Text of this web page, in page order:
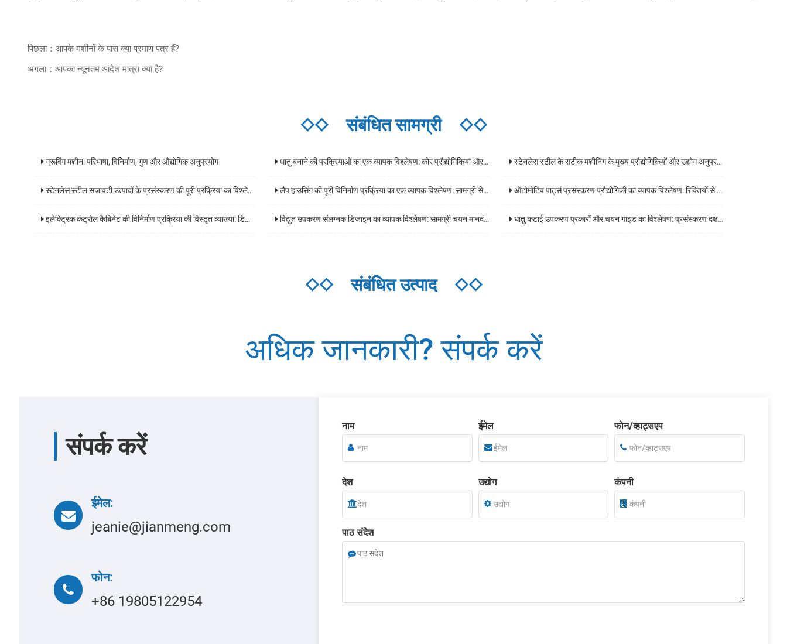
पिछला：आपके मशीनों के पास क्या प्रमाण पत्र हैं?
अगला：आपका न्यूनतम आदेश मात्रा क्या है?
◇◇संबंधित सामग्री ◇◇
ग्रूविंग मशीन: परिभाषा, विनिर्माण, गुण और औद्योगिक अनुप्रयोग धातु बनाने की प्रक्रियाओं का एक व्यापक विश्लेषण: कोर प्रौद्योगिकियां और अनुप्रयोग परिदृश्य स्टेनलेस स्टील के सटीक मशीनिंग के मुख्य प्रौद्योगिकियों और उद्योग अनुप्रयोगों का एक व्यापक विश्लेषण
स्टेनलेस स्टील सजावटी उत्पादों के प्रसंस्करण की पूरी प्रक्रिया का विश्लेषण और कोर प्रौद्योगिकियों के प्रमुख बिंदुओं लैंप हाउसिंग की पूरी विनिर्माण प्रक्रिया का एक व्यापक विश्लेषण: सामग्री से तैयार उत्पादों तक मुख्य प्रौद्योगिकियां ऑटोमोटिव पार्ट्स प्रसंस्करण प्रौद्योगिकी का व्यापक विश्लेषण: रिक्तियों से तैयार उत्पादों तक मुख्य प्रौद्योगिकियां
इलेक्ट्रिक कंट्रोल कैबिनेट की विनिर्माण प्रक्रिया की विस्तृत व्याख्या: डिजाइन से डिलीवरी तक एक व्यापक गाइड विद्युत उपकरण संलग्नक डिजाइन का व्यापक विश्लेषण: सामग्री चयन मानदंड, सुरक्षा स्तर, और अनुप्रयोग परिदृश्य दिशानिर्देश धातु कटाई उपकरण प्रकारों और चयन गाइड का विश्लेषण: प्रसंस्करण दक्षता में सुधार करने की कुंजी
◇◇संबंधित उत्पाद ◇◇
अधिक जानकारी? संपर्क करें
संपर्क करें
ईमेल:
jeanie@jianmeng.com
फोन:
+86 19805122954
नाम ईमेल फोन/व्हाट्सएप
देश उद्योग कंपनी
पाठ संदेश